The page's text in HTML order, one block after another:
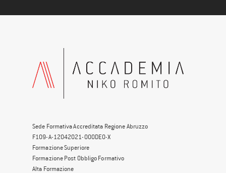
Sede Formativa Accreditata Regione Abruzzo
F109-A-12042021-000DE0-X
Formazione Superiore
Formazione Post Obbligo Formativo
Alta Formazione